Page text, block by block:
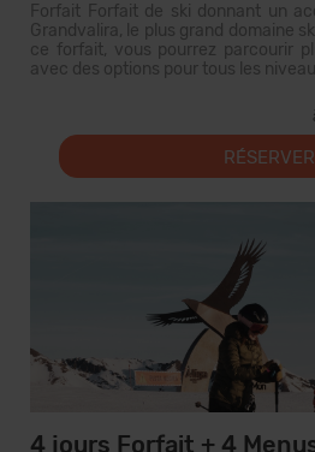
Forfait Forfait de ski donnant un
Grandvalira, le plus grand domaine
ce forfait, vous pourrez parcourir
avec des options pour tous les
RÉSERVER
4 jours Forfait + 4